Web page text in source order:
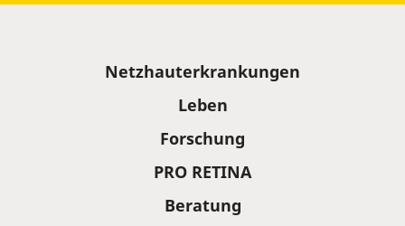
Netzhauterkrankungen
Leben
Forschung
PRO RETINA
Beratung